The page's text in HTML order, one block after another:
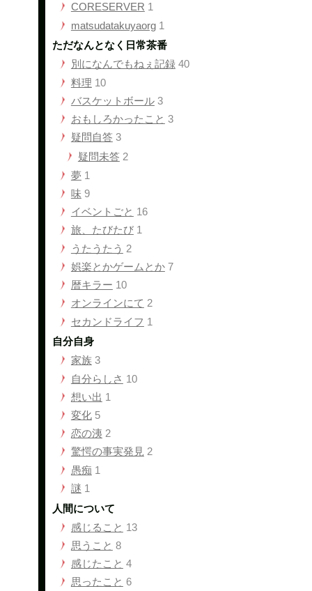
CORESERVER 1
matsudatakuyaorg1
ただなんとなく日常茶番
別になんでもねぇ記録40
料理 10
バスケットボール3
おもしろかったこと 3
疑問自答 3
疑問未答 2
夢1
味 9
イベントごと 16
旅、たびたび1
うたうたう 2
娯楽とかゲームとか7
暦キラー 10
オンラインにて 2
セカンドライフ 1
自分自身
家族 3
自分らしさ 10
想い出 1
変化5
恋の洟 2
驚愕の事実発見 2
愚痴 1
謎 1
人間について
感じること 13
思うこと 8
感じたこと 4
思ったこと 6